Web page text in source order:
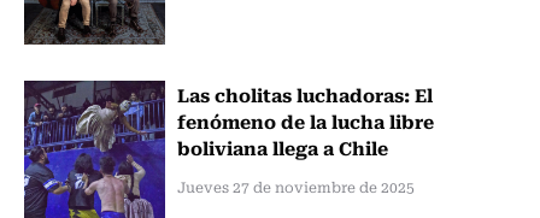
Las cholitas luchadoras: El
fenómeno de la lucha libre
boliviana llega a Chile
Jueves 27 de noviembre de 2025